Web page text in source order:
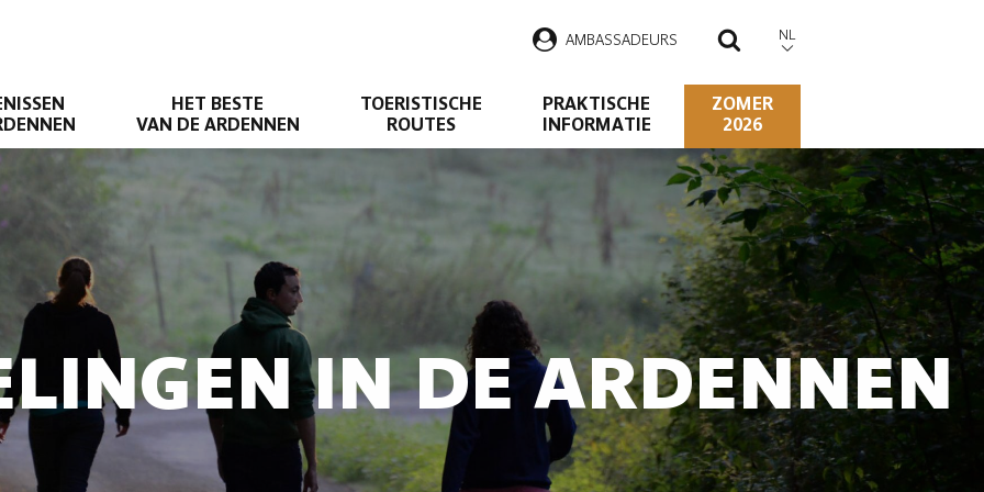
AMBASSADEURS ZOEKEN
NL
HET BESTE
VAN DE ARDENNEN
TOERISTISCHE
ROUTES
PRAKTISCHE
INFORMATIE
ZOMER
2026
IN DE ARDENNEN